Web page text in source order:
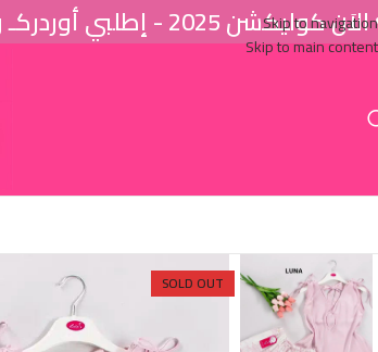
Skip to navigation
Skip to main content
2025 - إطلبي أوردركـ والتوصيل لباب البيت ♥
SOLD OUT